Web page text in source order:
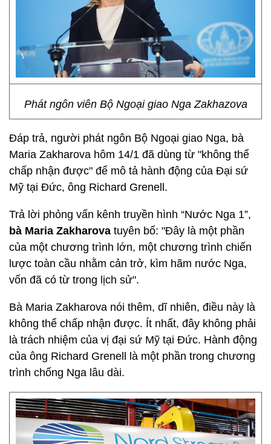
Phát ngôn viên Bộ Ngoại giao Nga Zakhazova
Đáp trả, người phát ngôn Bộ Ngoại giao Nga, bà
Maria Zakharova hôm 14/1 đã dùng từ "không thể
chấp nhận được" để mô tả hành động của Đại sứ
Mỹ tại Đức, ông Richard Grenell.
Trả lời phỏng vấn kênh truyền hình “Nước Nga 1”,
bà Maria Zakharova tuyên bố: "Đây là một phần
của một chương trình lớn, một chương trình chiến
lược toàn cầu nhằm cản trở, kìm hãm nước Nga,
vốn đã có từ trong lịch sử".
Bà Maria Zakharova nói thêm, dĩ nhiên, điều này là
không thể chấp nhận được. Ít nhất, đây không phải
là trách nhiệm của vị đại sứ Mỹ tại Đức. Hành động
của ông Richard Grenell là một phần trong chương
trình chống Nga lâu dài.